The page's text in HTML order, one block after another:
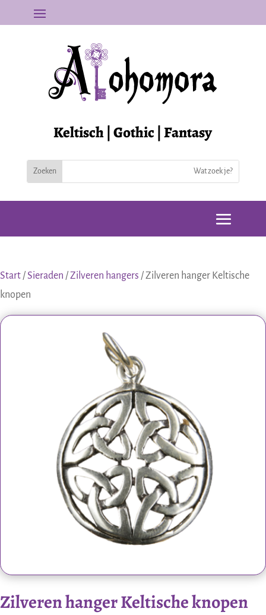
Keltisch | Gothic | Fantasy
Start /Sieraden /Zilveren hangers / Zilveren hanger Keltische
knopen
Zilveren hanger Keltische knopen